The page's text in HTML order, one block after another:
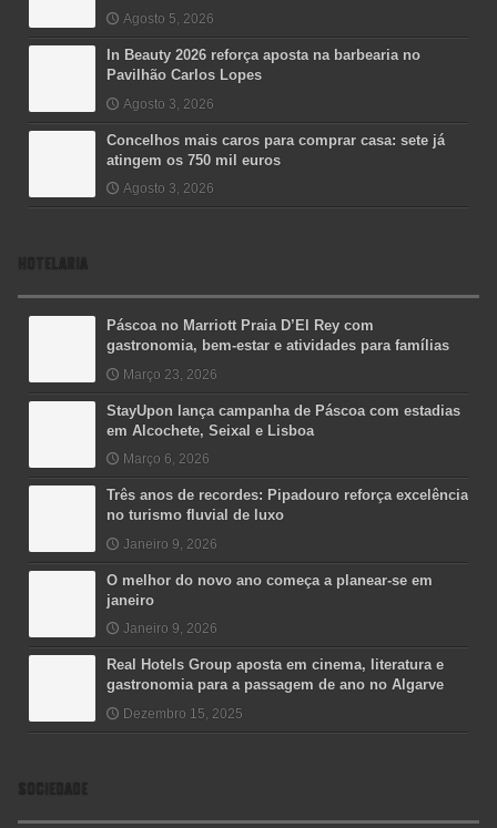
Agosto 5, 2026
In Beauty 2026 reforça aposta na barbearia no
Pavilhão Carlos Lopes
Agosto 3, 2026
Concelhos mais caros para comprar casa: sete já
atingem os 750 mil euros
Agosto 3, 2026
HOTELARIA
Páscoa no Marriott Praia D’El Rey com
gastronomia, bem-estar e atividades para famílias
Março 23, 2026
StayUpon lança campanha de Páscoa com estadias
em Alcochete, Seixal e Lisboa
Março 6, 2026
Três anos de recordes: Pipadouro reforça excelência
no turismo fluvial de luxo
Janeiro 9, 2026
O melhor do novo ano começa a planear-se em
janeiro
Janeiro 9, 2026
Real Hotels Group aposta em cinema, literatura e
gastronomia para a passagem de ano no Algarve
Dezembro 15, 2025
SOCIEDADE